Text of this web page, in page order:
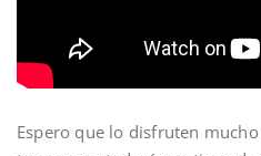
Espero que lo disfruten